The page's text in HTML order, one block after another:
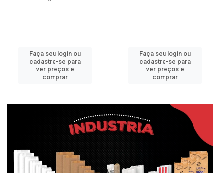
Faça seu login ou
cadastre-se para
ver preços e
comprar
Faça seu login ou
cadastre-se para
ver preços e
comprar